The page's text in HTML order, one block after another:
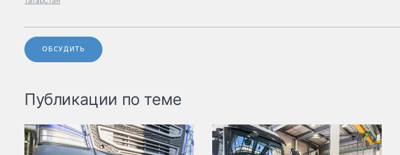
ОБСУДИТЬ
Публикации по теме